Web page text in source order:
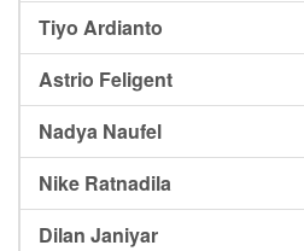
Tiyo Ardianto
Astrio Feligent
Nadya Naufel
Nike Ratnadila
Dilan Janiyar